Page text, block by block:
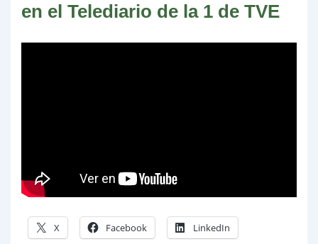
en el Telediario de la 1 de TVE
X Facebook LinkedIn